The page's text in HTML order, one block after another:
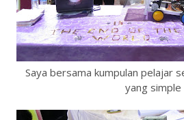
Saya bersama kumpulan pelajar
yang simple